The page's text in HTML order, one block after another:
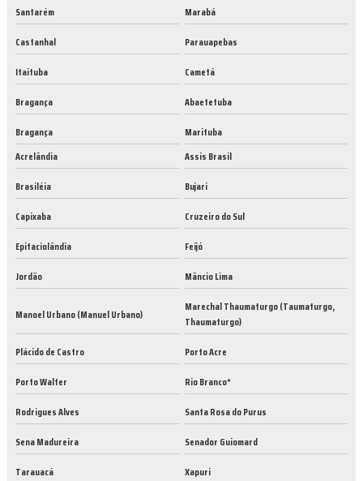
Santarém
Marabá
Castanhal
Parauapebas
Itaituba
Cametá
Bragança
Abaetetuba
Bragança
Marituba
Acrelândia
Assis Brasil
Brasiléia
Bujari
Capixaba
Cruzeiro do Sul
Epitaciolândia
Feijó
Jordão
Mâncio Lima
Manoel Urbano (Manuel Urbano)
Marechal Thaumaturgo (Taumaturgo,
Thaumaturgo)
Plácido de Castro
Porto Acre
Porto Walter
Rio Branco*
Rodrigues Alves
Santa Rosa do Purus
Sena Madureira
Senador Guiomard
Tarauacá
Xapuri